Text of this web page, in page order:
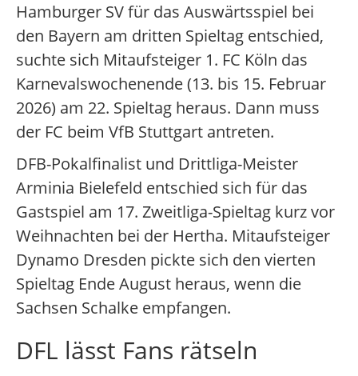
Hamburger SV für das Auswärtsspiel bei
den Bayern am dritten Spieltag entschied,
suchte sich Mitaufsteiger 1. FC Köln das
Karnevalswochenende (13. bis 15. Februar
2026) am 22. Spieltag heraus. Dann muss
der FC beim VfB Stuttgart antreten.
DFB-Pokalfinalist und Drittliga-Meister
Arminia Bielefeld entschied sich für das
Gastspiel am 17. Zweitliga-Spieltag kurz vor
Weihnachten bei der Hertha. Mitaufsteiger
Dynamo Dresden pickte sich den vierten
Spieltag Ende August heraus, wenn die
Sachsen Schalke empfangen.
DFL lässt Fans rätseln